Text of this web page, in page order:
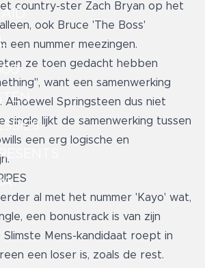
country-ster Zach Bryan op het
ook Bruce 'The Boss'
een nummer meezingen.
ze toen gedacht hebben
want een samenwerking
Alhoewel Springsteen dus niet
single lijkt de samenwerking tussen
een erg logische en
al met het nummer 'Kayo' wat,
een bonustrack is van zijn
Slimste Mens-kandidaat roept in
een loser is, zoals de rest.